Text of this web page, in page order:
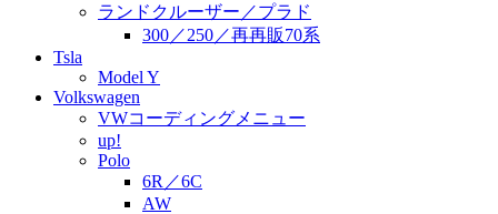
ランドクルーザー／プラド
300／250／再再販70系
Tsla
Model Y
Volkswagen
VWコーディングメニュー
up!
Polo
6R／6C
AW